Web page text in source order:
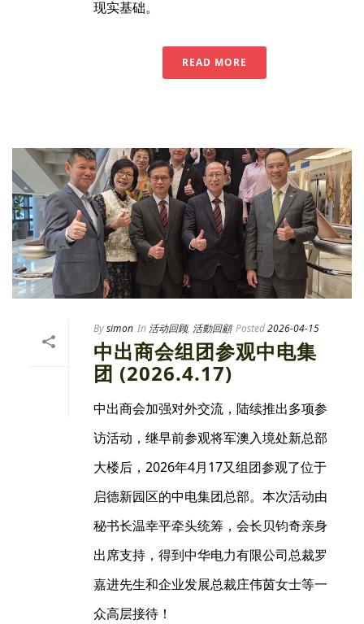
现实基础。
READ MORE
Bysimon In 活动回顾, 活動回顧 Posted2026-04-15
中出商会组团参观中电集
团 (2026.4.17)
中出商会加强对外交流，陆续推出多项参
访活动，继早前参观将军澳入境处新总部
大楼后，2026年4月17又组团参观了位于
启德新园区的中电集团总部。本次活动由
秘书长温幸平牵头统筹，会长贝钧奇亲身
出席支持，得到中华电力有限公司总裁罗
嘉进先生和企业发展总裁庄伟茵女士等一
众高层接待！